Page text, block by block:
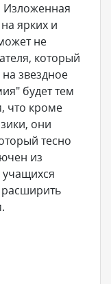
Изложенная
ярких и
не
который
звездное
будет тем
что кроме
они
тесно
из